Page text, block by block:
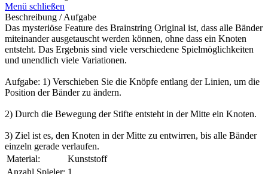
Menü schließen
Beschreibung / Aufgabe
Das mysteriöse Feature des Brainstring Original ist, dass alle Bänder
miteinander ausgetauscht werden können, ohne dass ein Knoten
entsteht. Das Ergebnis sind viele verschiedene Spielmöglichkeiten
und unendlich viele Variationen.
Aufgabe: 1) Verschieben Sie die Knöpfe entlang der Linien, um die
Position der Bänder zu ändern.
2) Durch die Bewegung der Stifte entsteht in der Mitte ein Knoten.
3) Ziel ist es, den Knoten in der Mitte zu entwirren, bis alle Bänder
einzeln gerade verlaufen.
Material:
Kunststoff